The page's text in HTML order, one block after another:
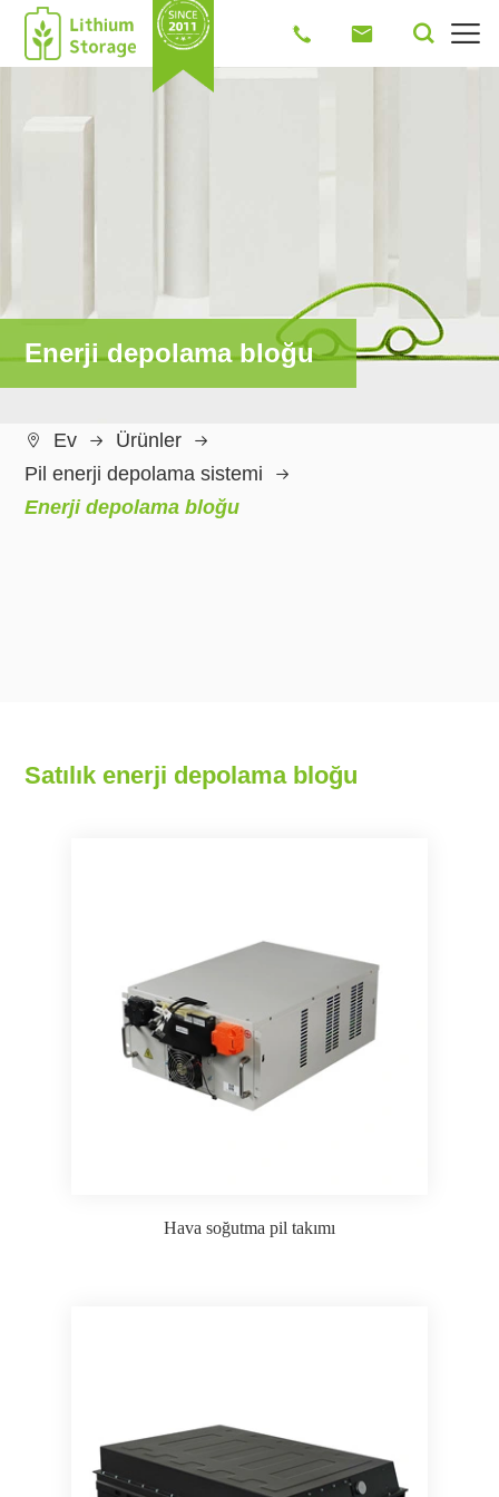
   
Enerji depolama bloğu
 Ev
Ürünler
Pil enerji depolama sistemi
Enerji depolama bloğu
Satılık enerji depolama bloğu
Hava soğutma pil takımı